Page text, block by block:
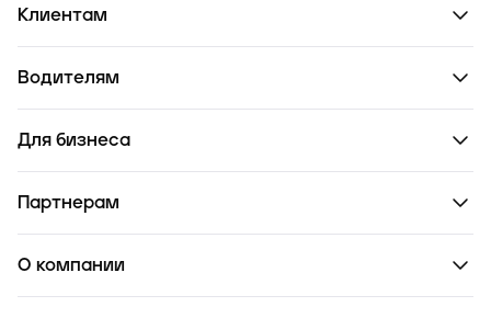
Клиентам
Водителям
Для бизнеса
Партнерам
О компании